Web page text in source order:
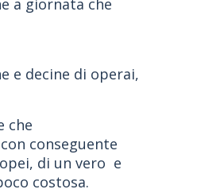
a giornata che
e decine di operai,
che
conseguente
di un vero e
costosa.